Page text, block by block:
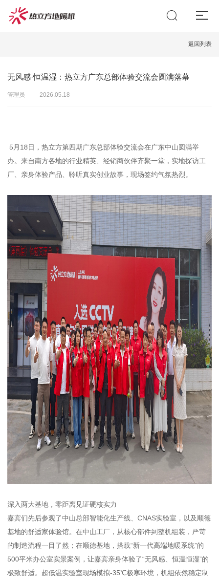
返回列表
无风感·恒温湿：热立方广东总部体验交流会圆满落幕
管理员 2026.05.18
5月18日，热立方第四期广东总部体验交流会在广东中山圆满举
办。来自南方各地的行业精英、经销商伙伴齐聚一堂，实地探访工
厂、亲身体验产品、聆听真实创业故事，现场签约气氛热烈。
深入两大基地，零距离见证硬核实力
嘉宾们先后参观了中山总部智能化生产线、CNAS实验室，以及顺德
基地的舒适家体验馆。在中山工厂，从核心部件到整机组装，严苛
的制造流程一目了然；在顺德基地，搭载“新一代高端地暖系统”的
500平米办公室实景案例，让嘉宾亲身体验了“无风感、恒温恒湿”的
极致舒适。超低温实验室现场模拟-35℃极寒环境，机组依然稳定制